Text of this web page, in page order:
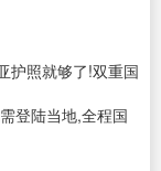
护照就够了!双重国
登陆当地,全程国